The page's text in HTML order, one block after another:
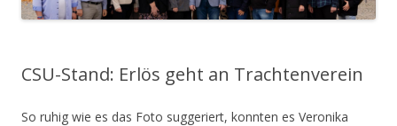
CSU-Stand: Erlös geht an Trachtenverein
So ruhig wie es das Foto suggeriert, konnten es Veronika